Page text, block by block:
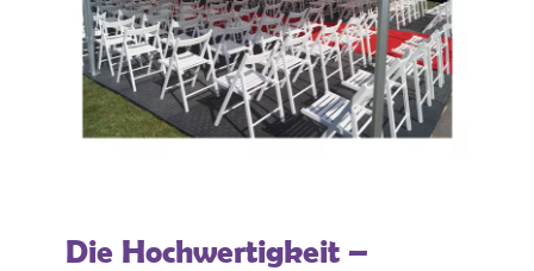
Die Hochwertigkeit –